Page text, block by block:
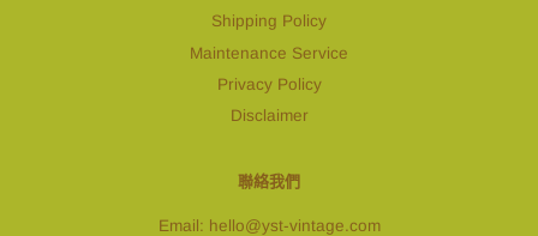
Shipping Policy
Maintenance Service
Privacy Policy
Disclaimer
聯絡我們
Email: hello@yst-vintage.com